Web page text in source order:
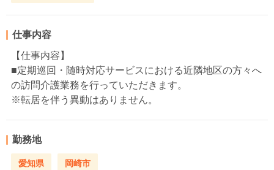
仕事内容
【仕事内容】
■定期巡回・随時対応サービスにおける近隣地区の方々へ
の訪問介護業務を行っていただきます。
※転居を伴う異動はありません。
勤務地
愛知県 岡崎市